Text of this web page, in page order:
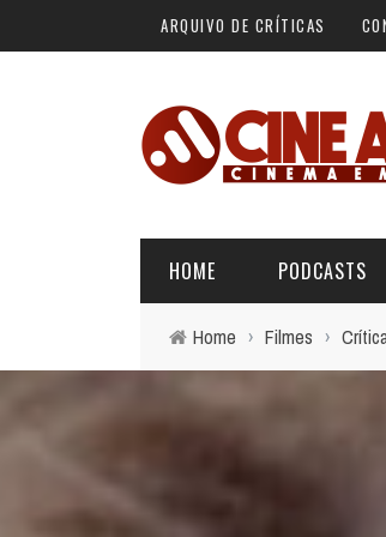
ARQUIVO DE CRÍTICAS
HOME PODCASTS
FORA DA CURVA
Home › Filmes ›